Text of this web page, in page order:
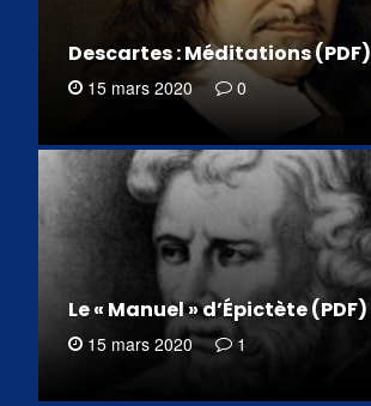
Descartes : Méditations (PDF)
15 mars 2020 0
Le « Manuel » d’Épictète (PDF)
15 mars 2020 1